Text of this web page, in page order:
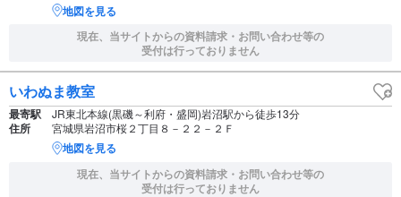
地図を見る
現在、当サイトからの資料請求・お問い合わせ等の
受付は行っておりません
いわぬま教室
最寄駅 JR東北本線(黒磯～利府・盛岡)岩沼駅から徒歩13分
住所 宮城県岩沼市桜２丁目８－２２－２Ｆ
地図を見る
現在、当サイトからの資料請求・お問い合わせ等の
受付は行っておりません